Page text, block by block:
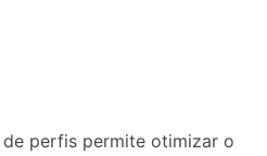
perfis permite otimizar o